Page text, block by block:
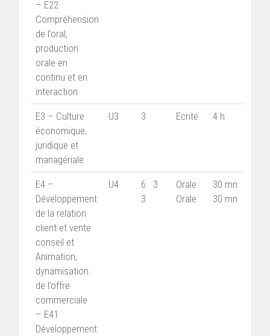
– E22
Compréhension
de l’oral,
production
orale en
continu et en
interaction
E3 – Culture
économique,
juridique et
managériale
U3 3 Ecrite 4 h
E4 –
Développement
de la relation
client et vente
conseil et
Animation,
dynamisation
de l’offre
commerciale
– E41
Développement
U4
6 3
3
Orale
Orale
30 mn
30 mn